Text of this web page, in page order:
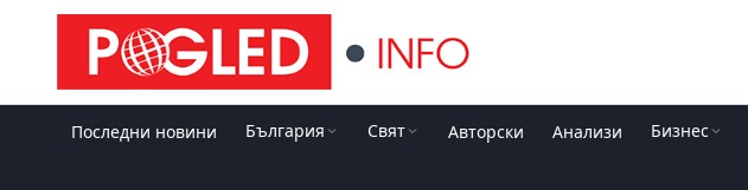
Последни новини България Свят Авторски Анализи Бизнес